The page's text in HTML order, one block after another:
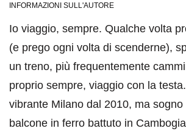
INFORMAZIONI SULL'AUTORE
Io viaggio, sempre. Qualche volta
(e prego ogni volta di scenderne),
un treno, più frequentemente
proprio sempre, viaggio con la
vibrante Milano dal 2010, ma
balcone in ferro battuto in